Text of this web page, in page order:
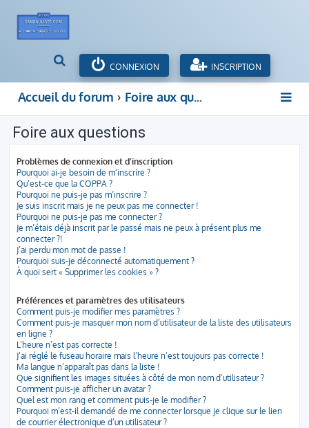
h
e
r
c
e
r
CONNEXION INSCRIPTION
Accueil du forum Foire aux questions
Foire aux questions
Problèmes de connexion et d’inscription
Pourquoi ai-je besoin de m’inscrire ?
Qu’est-ce que la COPPA ?
Pourquoi ne puis-je pas m’inscrire ?
Je suis inscrit mais je ne peux pas me connecter !
Pourquoi ne puis-je pas me connecter ?
Je m’étais déjà inscrit par le passé mais ne peux à présent plus me
connecter ?!
J’ai perdu mon mot de passe !
Pourquoi suis-je déconnecté automatiquement ?
À quoi sert « Supprimer les cookies » ?
Préférences et paramètres des utilisateurs
Comment puis-je modifier mes paramètres ?
Comment puis-je masquer mon nom d’utilisateur de la liste des utilisateurs
en ligne ?
L’heure n’est pas correcte !
J’ai réglé le fuseau horaire mais l’heure n’est toujours pas correcte !
Ma langue n’apparaît pas dans la liste !
Que signifient les images situées à côté de mon nom d’utilisateur ?
Comment puis-je afficher un avatar ?
Quel est mon rang et comment puis-je le modifier ?
Pourquoi m’est-il demandé de me connecter lorsque je clique sur le lien
de courrier électronique d’un utilisateur ?